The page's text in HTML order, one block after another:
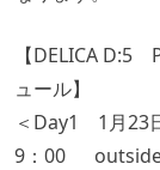
【DELICA D:5
ュール】
＜Day1 1月23
9：00